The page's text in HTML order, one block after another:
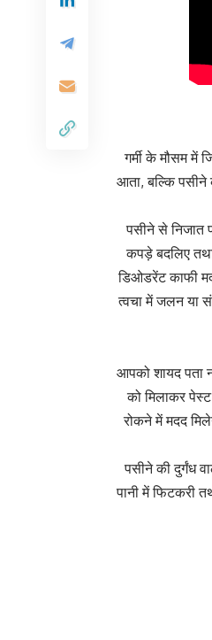
गर्मी के मौसम में
आता, बल्कि
पसीने से निजात
कपड़े बदलिए
डिओडरेंट काफी
त्वचा में जलन या
आपको शायद पता
को मिलाकर
रोकने में मदद
पसीने की दुर्गंध
पानी में फिटकरी